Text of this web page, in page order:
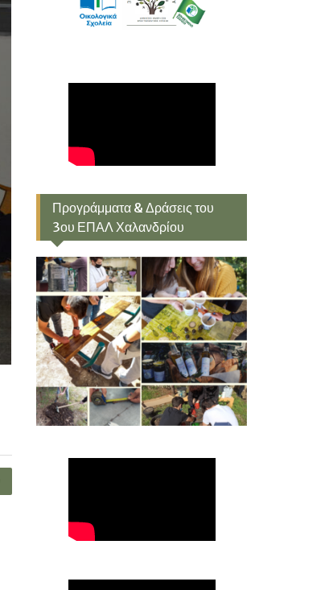
Προγράμματα & Δράσεις του
3ου ΕΠΑΛ Χαλανδρίου